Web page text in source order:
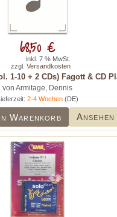
1-10 + 2 CDs) Fagott & CD
von Armitage, Dennis
2-4 Wochen(DE)
Warenkorb Ansehen
68,50 €
inkl. 7 % MwSt.
zzgl. Versandkosten